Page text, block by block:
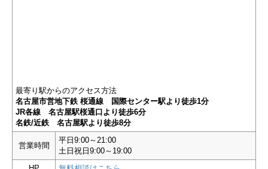
最寄り駅からのアクセス方法
名古屋市営地下鉄 桜通線 国際センター駅より徒歩1分
JR各線 名古屋駅桜通口より徒歩6分
名鉄/近鉄 名古屋駅より徒歩8分
営業時間
平日9:00～21:00
土日祝日9:00～19:00